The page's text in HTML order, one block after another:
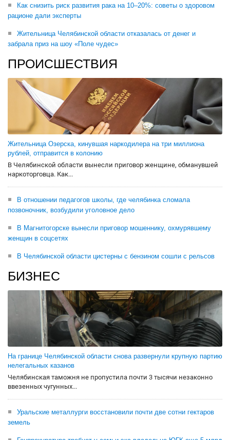
Как снизить риск развития рака на 10–20%: советы о здоровом
рационе дали эксперты
Жительница Челябинской области отказалась от денег и
забрала приз на шоу «Поле чудес»
ПРОИСШЕСТВИЯ
Жительница Озерска, кинувшая наркодилера на три миллиона
рублей, отправится в колонию
В Челябинской области вынесли приговор женщине, обманувшей
наркоторговца. Как...
В отношении педагогов школы, где челябинка сломала
позвоночник, возбудили уголовное дело
В Магнитогорске вынесли приговор мошеннику, охмурявшему
женщин в соцсетях
В Челябинской области цистерны с бензином сошли с рельсов
БИЗНЕС
На границе Челябинской области снова развернули крупную партию
нелегальных казанов
Челябинская таможня не пропустила почти 3 тысячи незаконно
ввезенных чугунных...
Уральские металлурги восстановили почти две сотни гектаров
земель